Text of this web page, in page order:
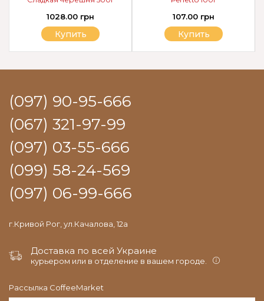
107.00 грн
Купить
1028.00 грн
Купить
(097) 90-95-666
(067) 321-97-99
(097) 03-55-666
(099) 58-24-569
(097) 06-99-666
г.Кривой Рог, ул.Качалова, 12а
Доставка по всей Украине
курьером или в отделение в вашем городе.
Рассылка CoffeeMarket